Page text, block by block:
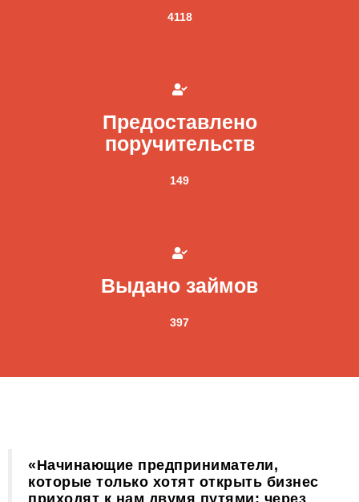
4118
Предоставлено
поручительств
149
Выдано займов
397
«Начинающие предприниматели,
которые только хотят открыть бизнес
приходят к нам двумя путями: через